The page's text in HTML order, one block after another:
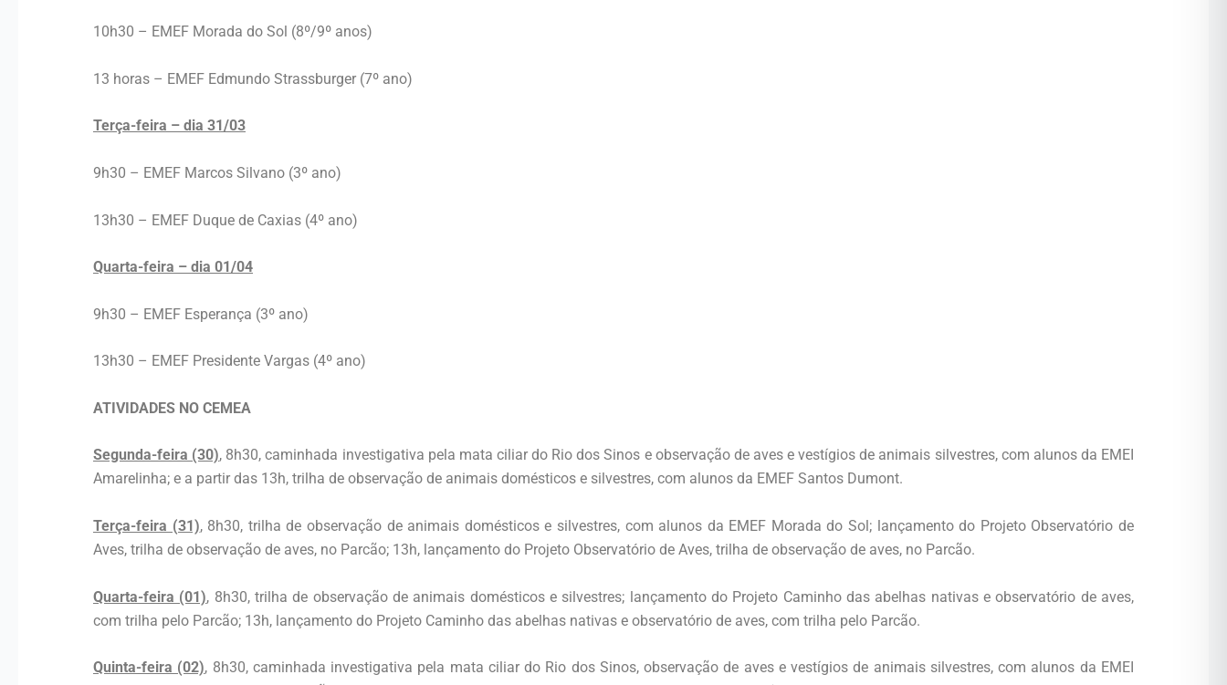
10h30 – EMEF Morada do Sol (8º/9º anos)
13 horas – EMEF Edmundo Strassburger (7º ano)
Terça-feira – dia 31/03
9h30 – EMEF Marcos Silvano (3º ano)
13h30 – EMEF Duque de Caxias (4º ano)
Quarta-feira – dia 01/04
9h30 – EMEF Esperança (3º ano)
13h30 – EMEF Presidente Vargas (4º ano)
ATIVIDADES NO CEMEA
Segunda-feira (30), 8h30, caminhada investigativa pela mata ciliar do Rio dos Sinos e observação de aves e vestígios de animais silvestres, com alunos da EMEI
Amarelinha; e a partir das 13h, trilha de observação de animais domésticos e silvestres, com alunos da EMEF Santos Dumont.
Terça-feira (31), 8h30, trilha de observação de animais domésticos e silvestres, com alunos da EMEF Morada do Sol; lançamento do Projeto Observatório de
Aves, trilha de observação de aves, no Parcão; 13h, lançamento do Projeto Observatório de Aves, trilha de observação de aves, no Parcão.
Quarta-feira (01), 8h30, trilha de observação de animais domésticos e silvestres; lançamento do Projeto Caminho das abelhas nativas e observatório de aves,
com trilha pelo Parcão; 13h, lançamento do Projeto Caminho das abelhas nativas e observatório de aves, com trilha pelo Parcão.
Quinta-feira (02), 8h30, caminhada investigativa pela mata ciliar do Rio dos Sinos, observação de aves e vestígios de animais silvestres, com alunos da EMEI